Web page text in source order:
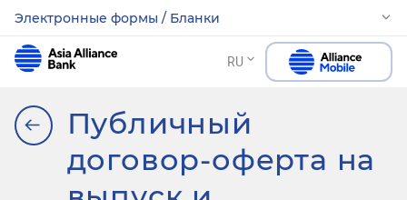
Электронные формы / Бланки
RU
Публичный
договор-оферта на